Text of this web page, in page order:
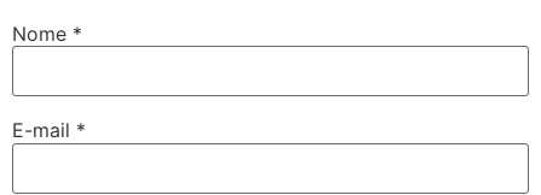
Nome *
E-mail *